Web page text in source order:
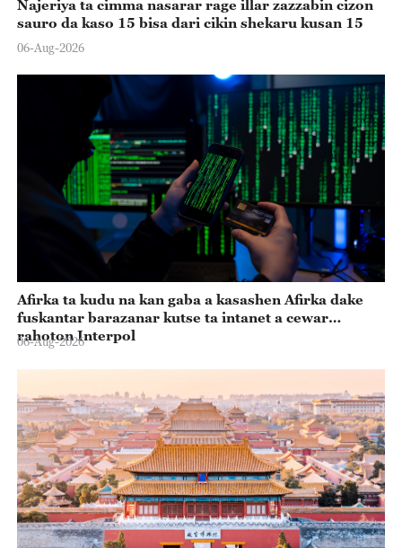
Najeriya ta cimma nasarar rage illar zazzabin cizon
sauro da kaso 15 bisa dari cikin shekaru kusan 15
06-Aug-2026
Afirka ta kudu na kan gaba a kasashen Afirka dake
fuskantar barazanar kutse ta intanet a cewar
rahoton Interpol
06-Aug-2026